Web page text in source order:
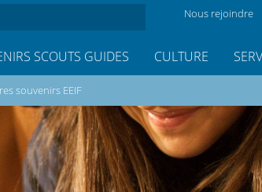
Nous rejoindre
SCOUTS GUIDES CULTURE
souvenirs EEIF